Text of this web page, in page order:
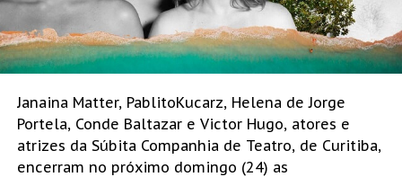
Janaina Matter, PablitoKucarz, Helena de Jorge
Portela, Conde Baltazar e Victor Hugo, atores e
atrizes da Súbita Companhia de Teatro, de Curitiba,
encerram no próximo domingo (24) as